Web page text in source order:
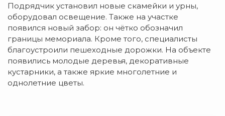
Подрядчик установил новые скамейки и урны,
оборудовал освещение. Также на участке
появился новый забор: он чётко обозначил
границы мемориала. Кроме того, специалисты
благоустроили пешеходные дорожки. На объекте
появились молодые деревья, декоративные
кустарники, а также яркие многолетние и
однолетние цветы.